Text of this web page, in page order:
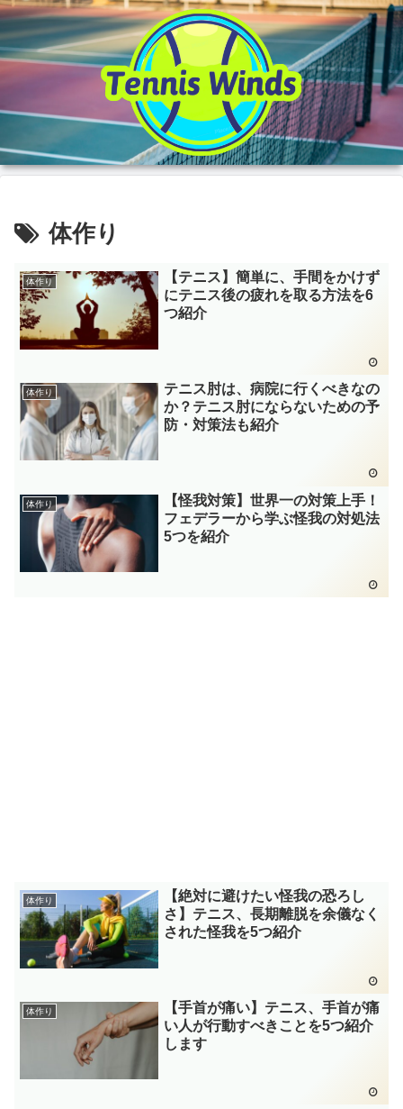
体作り
体作り
【テニス】簡単に、手間をかけず
にテニス後の疲れを取る方法を6
つ紹介
体作り
テニス肘は、病院に行くべきなの
か？テニス肘にならないための予
防・対策法も紹介
体作り
【怪我対策】世界一の対策上手！
フェデラーから学ぶ怪我の対処法
5つを紹介
体作り
【絶対に避けたい怪我の恐ろし
さ】テニス、長期離脱を余儀なく
された怪我を5つ紹介
体作り
【手首が痛い】テニス、手首が痛
い人が行動すべきことを5つ紹介
します